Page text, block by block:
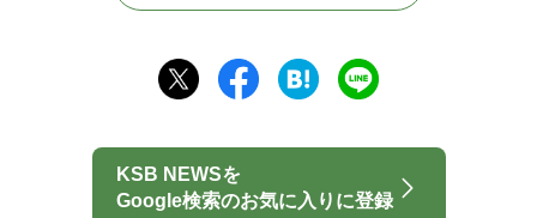
KSB NEWSを
Google検索のお気に入りに登録